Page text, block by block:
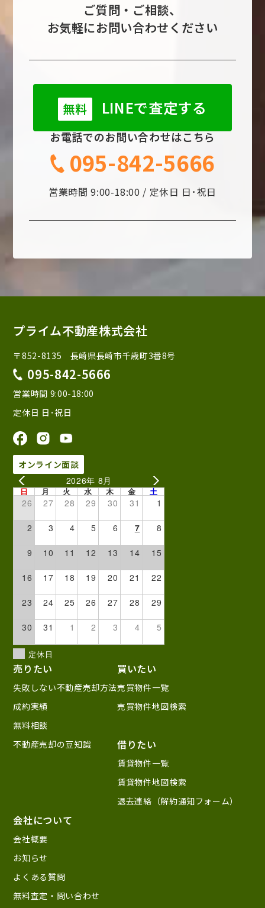
ご質問・ご相談、
お気軽にお問い合わせください
無料 LINEで査定する
お電話でのお問い合わせはこちら
095-842-5666
営業時間 9:00-18:00 / 定休日 日･祝日
プライム不動産株式会社
〒852-8135 長崎県長崎市千歳町3番8号
095-842-5666
営業時間 9:00-18:00
定休日 日･祝日
オンライン面談
2026年 8月
日 月 火 水 木 金 土
26 27 28 29 30 31 1
2 3 4 5 6 7 8
9 10 11 12 13 14 15
16 17 18 19 20 21 22
23 24 25 26 27 28 29
30 31 1 2 3 4 5
定休日
売りたい
失敗しない不動産売却方法
成約実績
無料相談
不動産売却の豆知識
買いたい
売買物件一覧
売買物件地図検索
借りたい
賃貸物件一覧
賃貸物件地図検索
退去連絡（解約通知フォーム）
会社について
会社概要
お知らせ
よくある質問
無料査定・問い合わせ